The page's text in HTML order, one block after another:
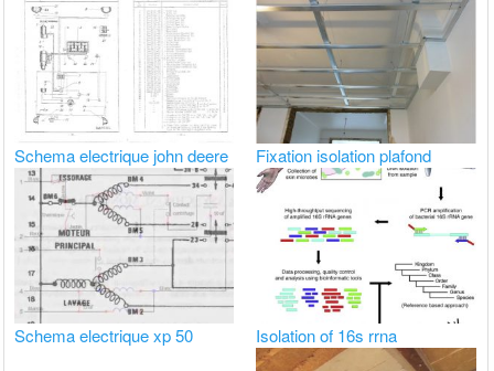
Schema electrique john deere Fixation isolation plafond
Schema electrique xp 50 Isolation of 16s rrna